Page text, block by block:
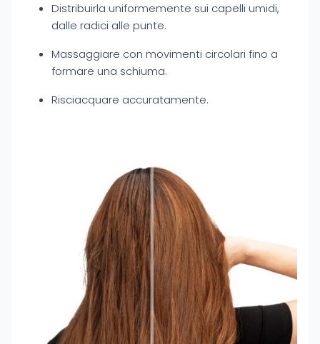
Distribuirla uniformemente sui capelli umidi,
dalle radici alle punte.
Massaggiare con movimenti circolari fino a
formare una schiuma.
Risciacquare accuratamente.